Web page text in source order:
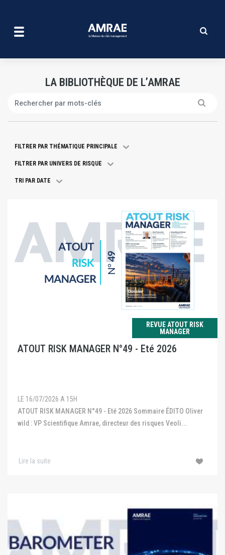
contenu
LA BIBLIOTHÈQUE DE L’AMRAE
Search
FILTRER PAR THÉMATIQUE PRINCIPALE
FILTRER PAR UNIVERS DE RISQUE
TRI PAR DATE
REVUE ATOUT RISK
MANAGER
ATOUT RISK MANAGER N°49 - Eté 2026
LE 16/07/2026 A 15H
ATOUT RISK MANAGER N°49 - Eté 2026 Sommaire ÉDITO Oliver
wild : VP Scientifique Amrae, directeur des risques Veoli...
Lire la suite